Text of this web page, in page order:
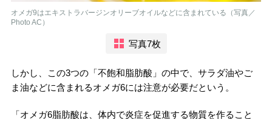
オメガ9はエキストラバージンオリーブオイルなどに含まれている（写真／
Photo AC）
写真7枚
しかし、この3つの「不飽和脂肪酸」の中で、サラダ油やご
ま油などに含まれるオメガ6には注意が必要だという。
「オメガ6脂肪酸は、体内で炎症を促進する物質を作ること